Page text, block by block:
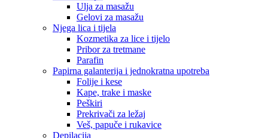
Ulja za masažu
Gelovi za masažu
Njega lica i tijela
Kozmetika za lice i tijelo
Pribor za tretmane
Parafin
Papirna galanterija i jednokratna upotreba
Folije i kese
Kape, trake i maske
Peškiri
Prekrivači za ležaj
Veš, papuče i rukavice
Depilacija